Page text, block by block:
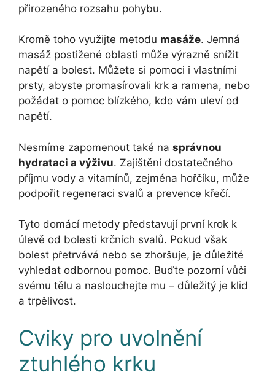
přirozeného rozsahu pohybu.
Kromě toho využijte metodu masáže. Jemná
masáž postižené oblasti může výrazně snížit
napětí a bolest. Můžete si pomoci i vlastními
prsty, abyste promasírovali krk a ramena, nebo
požádat o pomoc blízkého, kdo vám uleví od
napětí.
Nesmíme zapomenout také na správnou
hydrataci a výživu. Zajištění dostatečného
příjmu vody a vitamínů, zejména hořčíku, může
podpořit regeneraci svalů a prevence křečí.
Tyto domácí metody představují první krok k
úlevě od bolesti krčních svalů. Pokud však
bolest přetrvává nebo se zhoršuje, je důležité
vyhledat odbornou pomoc. Buďte pozorní vůči
svému tělu a naslouchejte mu – důležitý je klid
a trpělivost.
Cviky pro uvolnění
ztuhlého krku